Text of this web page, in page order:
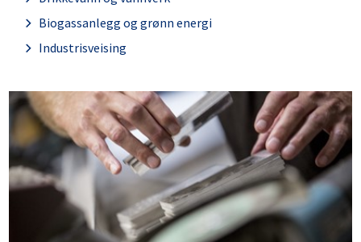
Biogassanlegg og grønn energi
Industrisveising